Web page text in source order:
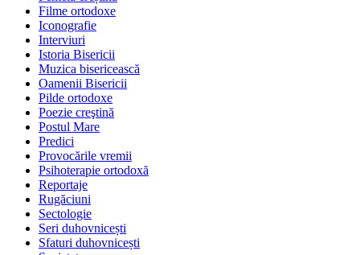
Filme ortodoxe
Iconografie
Interviuri
Istoria Bisericii
Muzica bisericească
Oamenii Bisericii
Pilde ortodoxe
Poezie creştină
Postul Mare
Predici
Provocările vremii
Psihoterapie ortodoxă
Reportaje
Rugăciuni
Sectologie
Seri duhovnicești
Sfaturi duhovnicești